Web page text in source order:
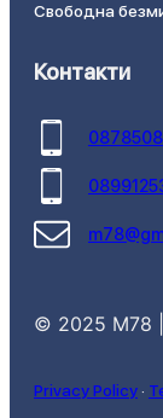
Свободна
Контакти
© 2025 M78 |
Privacy Policy·